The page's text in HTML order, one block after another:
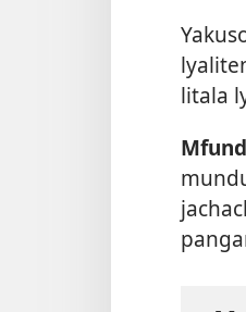
litala